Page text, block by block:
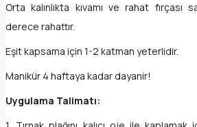
Orta kalınlıkta kıvamı ve rahat fırçası
derece rahattır.
Eşit kapsama için 1-2 katman yeterlidir.
Manikür 4 haftaya kadar dayanir!
Uygulama Talimatı: